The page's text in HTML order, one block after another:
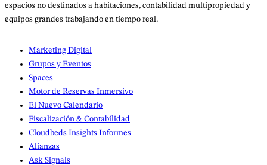
espacios no destinados a habitaciones, contabilidad multipropiedad y
equipos grandes trabajando en tiempo real.
Marketing Digital
Grupos y Eventos
Spaces
Motor de Reservas Inmersivo
El Nuevo Calendario
Fiscalización & Contabilidad
Cloudbeds Insights Informes
Alianzas
Ask Signals